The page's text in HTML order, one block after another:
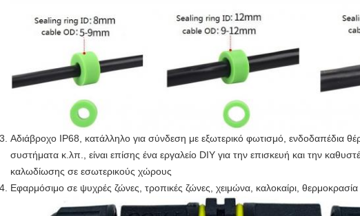
Αδιάβροχο IP68, κατάλληλο για σύνδεση με εξωτερικό φωτισμό, ενδοδαπέδια
συστήματα κ.λπ., είναι επίσης ένα εργαλείο DIY για την επισκευή και την
καλωδίωσης σε εσωτερικούς χώρους
Εφαρμόσιμο σε ψυχρές ζώνες, τροπικές ζώνες, χειμώνα, καλοκαίρι,